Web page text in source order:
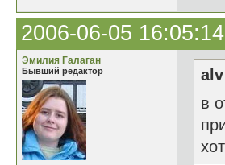
2006-06-05 16:05:14
Эмилия Галаган
Бывший редактор
в